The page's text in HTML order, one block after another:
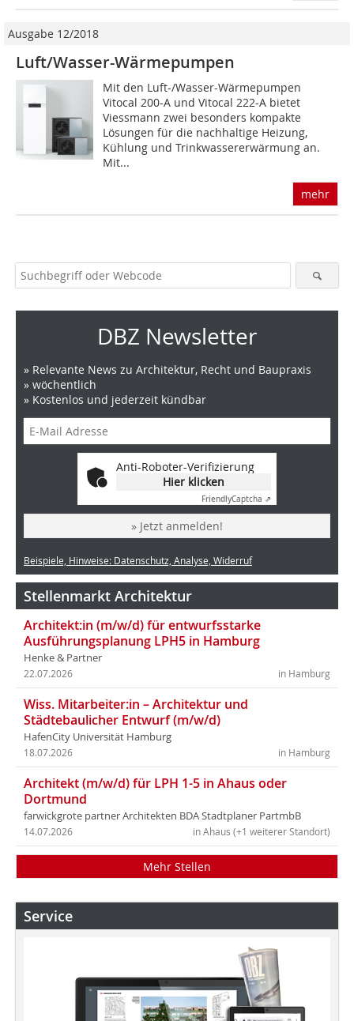
Ausgabe 12/2018
Luft/Wasser-Wärmepumpen
Mit den Luft-/Wasser-Wärmepumpen
Vitocal 200-A und Vitocal 222-A bietet
Viessmann zwei besonders kompakte
Lösungen für die nachhaltige Heizung,
Kühlung und Trinkwassererwärmung an.
Mit...
mehr
DBZ Newsletter
» Relevante News zu Architektur, Recht und Baupraxis
» wöchentlich
» Kostenlos und jederzeit kündbar
Anti-Roboter-Verifizierung
Hier klicken
FriendlyCaptcha ⇗
» Jetzt anmelden!
Beispiele, Hinweise: Datenschutz, Analyse, Widerruf
Stellenmarkt Architektur
Architekt:in (m/w/d) für entwurfsstarke
Ausführungsplanung LPH5 in Hamburg
Henke & Partner
in Hamburg
22.07.2026
Wiss. Mitarbeiter:in – Architektur und
Städtebaulicher Entwurf (m/w/d)
HafenCity Universität Hamburg
in Hamburg
18.07.2026
Architekt (m/w/d) für LPH 1-5 in Ahaus oder
Dortmund
farwickgrote partner Architekten BDA Stadtplaner PartmbB
in Ahaus (+1 weiterer Standort)
14.07.2026
Mehr Stellen
Service